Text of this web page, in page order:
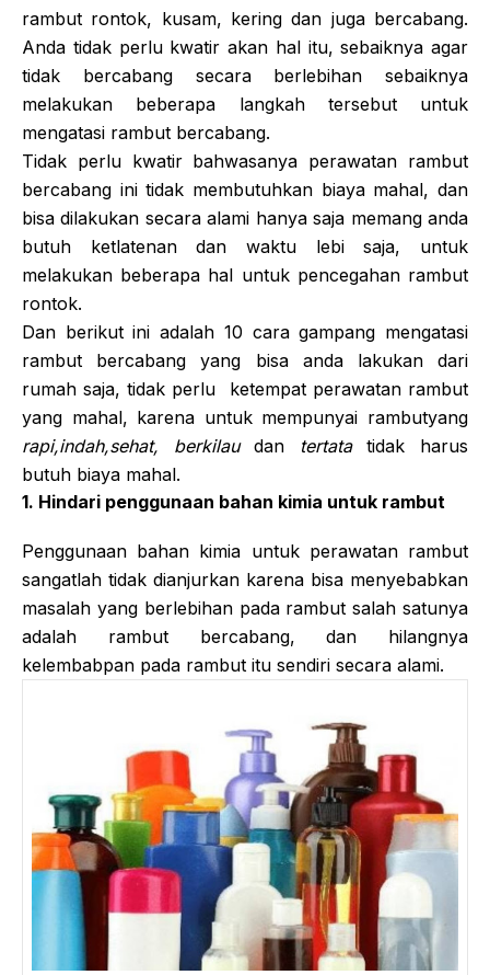
rambut rontok, kusam, kering dan juga bercabang.
Anda tidak perlu kwatir akan hal itu, sebaiknya agar
tidak bercabang secara berlebihan sebaiknya
melakukan beberapa langkah tersebut untuk
mengatasi rambut bercabang.
Tidak perlu kwatir bahwasanya perawatan rambut
bercabang ini tidak membutuhkan biaya mahal, dan
bisa dilakukan secara alami hanya saja memang anda
butuh ketlatenan dan waktu lebi saja, untuk
melakukan beberapa hal untuk pencegahan rambut
rontok.
Dan berikut ini adalah 10 cara gampang mengatasi
rambut bercabang yang bisa anda lakukan dari
rumah saja, tidak perlu ketempat perawatan rambut
yang mahal, karena untuk mempunyai rambutyang
rapi,indah,sehat, berkilaudan tertatatidak harus
butuh biaya mahal.
1. Hindari penggunaan bahan kimia untuk rambut
Penggunaan bahan kimia untuk perawatan rambut
sangatlah tidak dianjurkan karena bisa menyebabkan
masalah yang berlebihan pada rambut salah satunya
adalah rambut bercabang, dan hilangnya
kelembabpan pada rambut itu sendiri secara alami.